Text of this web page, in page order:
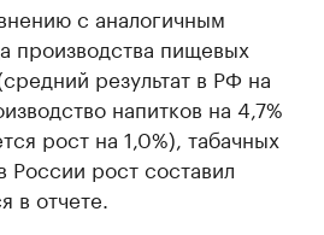
с аналогичным
производства пищевых
результат в РФ на
напитков на 4,7%
рост на 1,0%), табачных
России рост составил
в отчете.